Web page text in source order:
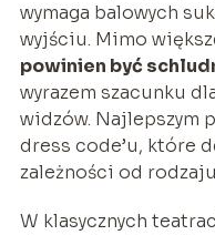
wymaga balowych
wyjściu. Mimo
powinien być
wyrazem szacunku
widzów. Najlepszym
dress code’u, które
zależności od
W klasycznych